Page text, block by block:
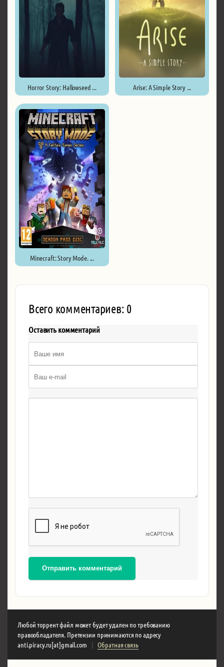
Horror Story: Hallowseed ... Arise: A Simple Story ...
Minecraft: Story Mode. ...
Всего комментариев: 0
Оставить комментарий
Отправить комментарий
Любой торрент файл может будет удален по требованию
правообладателя. Претензии принимаются по адресу
anti.piracy.ru[at]gmail.com
| Обратная связь